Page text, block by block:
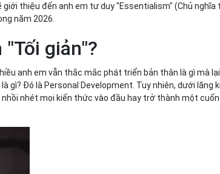
giới thiệu đến anh em tư duy "Essentialism" (Chủ nghĩa
năm 2026.
giản"?
anh em vẫn thắc mắc phát triển bản thân là gì mà
gì? Đó là Personal Development. Tuy nhiên, dưới lăng
nhét mọi kiến thức vào đầu hay trở thành một